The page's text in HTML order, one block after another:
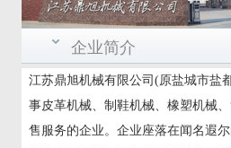
企业简介
江苏鼎旭机械有限公司(原盐城市盐
事皮革机械、制鞋机械、橡塑机械
售服务的企业。企业座落在闻名遐